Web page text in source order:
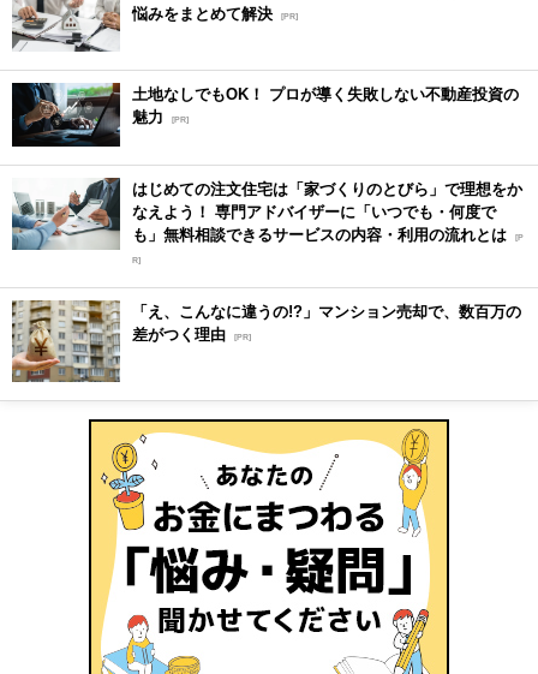
悩みをまとめて解決 [PR]
土地なしでもOK！ プロが導く失敗しない不動産投資の
魅力
[PR]
はじめての注文住宅は「家づくりのとびら」で理想をか
なえよう！ 専門アドバイザーに「いつでも・何度で
も」無料相談できるサービスの内容・利用の流れとは [P
R]
「え、こんなに違うの!?」マンション売却で、数百万の
差がつく理由 [PR]